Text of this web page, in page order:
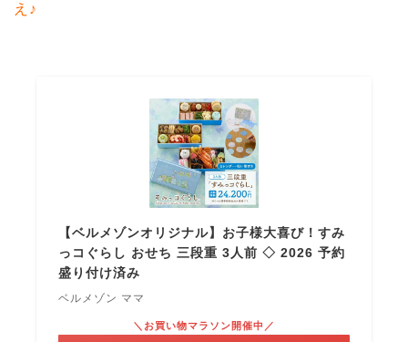
え♪
【ベルメゾンオリジナル】お子様大喜び！すみ
っコぐらし おせち 三段重 3人前 ◇ 2026 予約
盛り付け済み
ベルメゾン ママ
＼お買い物マラソン開催中／